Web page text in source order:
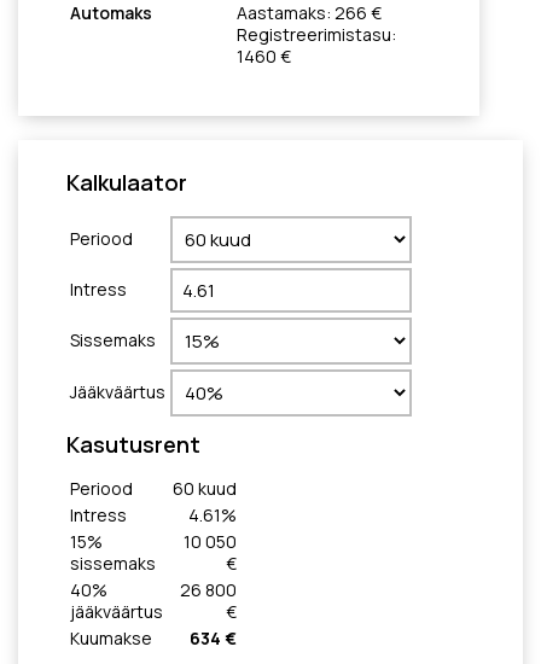
Automaks
Aastamaks: 266 €
Registreerimistasu:
1460 €
Kalkulaator
Periood
Intress
Sissemaks
Jääkväärtus
Kasutusrent
Periood 60 kuud
Intress
4.61%
15%
sissemaks
10 050
€
40%
jääkväärtus
26 800
€
Kuumakse
634 €